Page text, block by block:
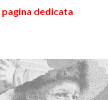
pagina dedicata